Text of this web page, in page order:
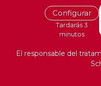
Configurar
Tardarás 3
minutos
El responsable del